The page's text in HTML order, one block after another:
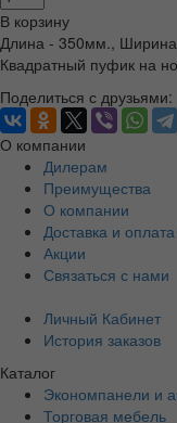
В корзину
Длина - 350мм.,
Квадратный пуфик на
Поделиться с друзьями:
О компании
Дилерам
Преимущества
О компании
Доставка и
Акции
Связаться с нами
Личный Кабинет
История заказов
Каталог
Экономпанели и
Торговая мебель